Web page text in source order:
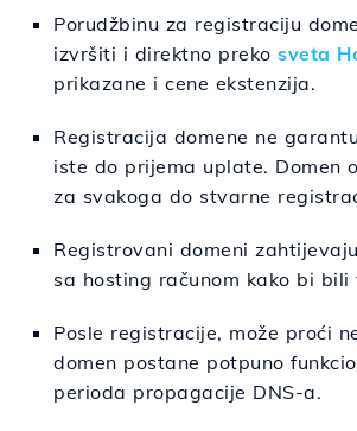
Porudžbinu za registraciju
izvršiti i direktno preko sveta
prikazane i cene ekstenzija.
Registracija domene ne
iste do prijema uplate. Domen
za svakoga do stvarne
Registrovani domeni
sa hosting računom kako bi bili
Posle registracije, može proći
domen postane potpuno
perioda propagacije DNS-a.